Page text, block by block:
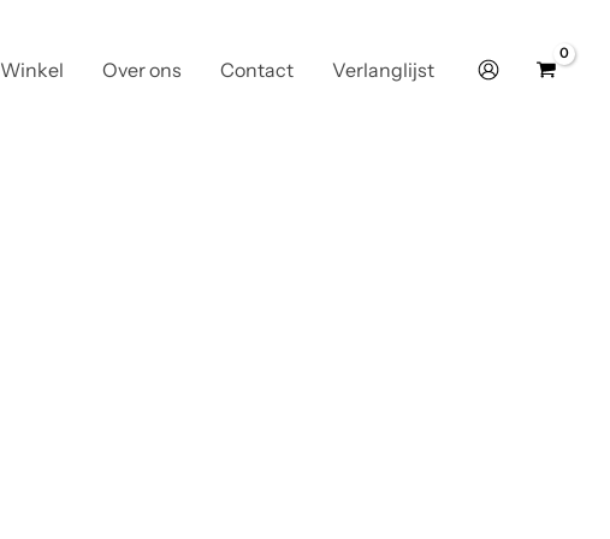
Winkel Over ons Contact Verlanglijst